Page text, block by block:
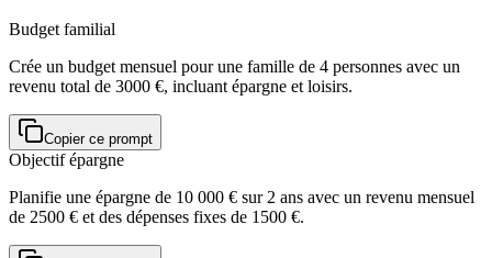
Budget familial
Crée un budget mensuel pour une famille de 4 personnes avec un
revenu total de 3000 €, incluant épargne et loisirs.
Copier ce prompt
Objectif épargne
Planifie une épargne de 10 000 € sur 2 ans avec un revenu mensuel
de 2500 € et des dépenses fixes de 1500 €.